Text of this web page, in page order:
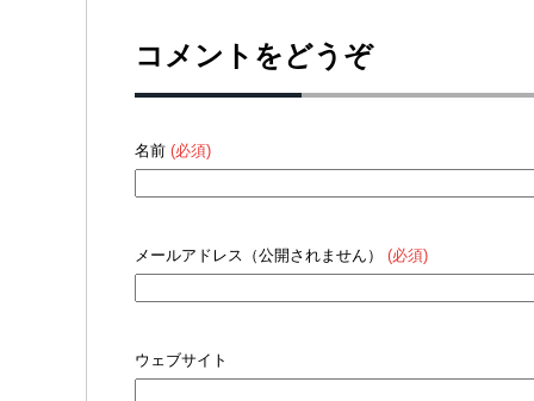
コメントをどうぞ
名前 (必須)
メールアドレス（公開されません） (必須)
ウェブサイト